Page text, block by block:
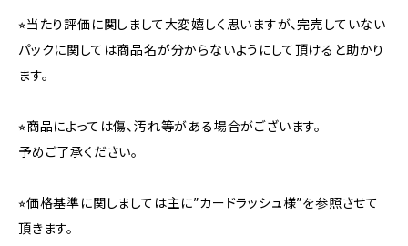
⭐︎当たり評価に関しまして大変嬉しく思いますが、完売していない
パックに関しては商品名が分からないようにして頂けると助かり
ます。
⭐︎商品によっては傷、汚れ等がある場合がございます。
予めご了承ください。
⭐︎価格基準に関しましては主に”カードラッシュ様”を参照させて
頂きます。